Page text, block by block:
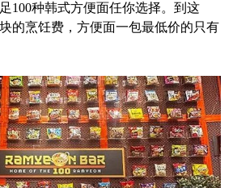
100种韩式方便面任你选择。到这
的烹饪费，方便面一包最低价的只有